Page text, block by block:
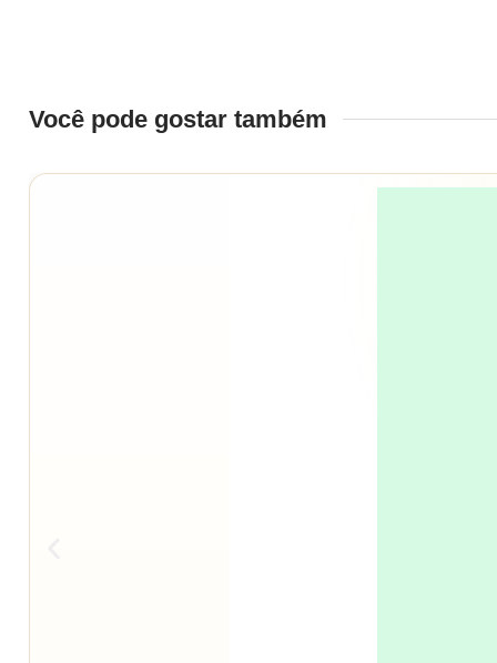
Você pode gostar também